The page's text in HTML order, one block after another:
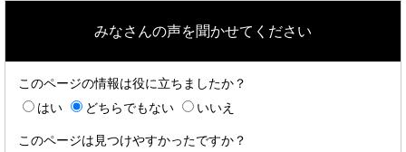
みなさんの声を聞かせてください
このページの情報は役に立ちましたか？
はい
どちらでもない いいえ
このページは見つけやすかったですか？